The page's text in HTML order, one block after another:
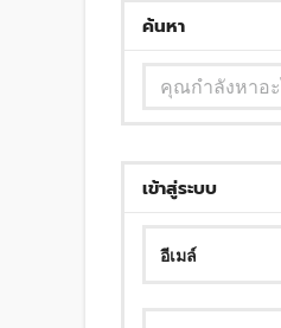
ค้นหา
เข้าสู่ระบบ